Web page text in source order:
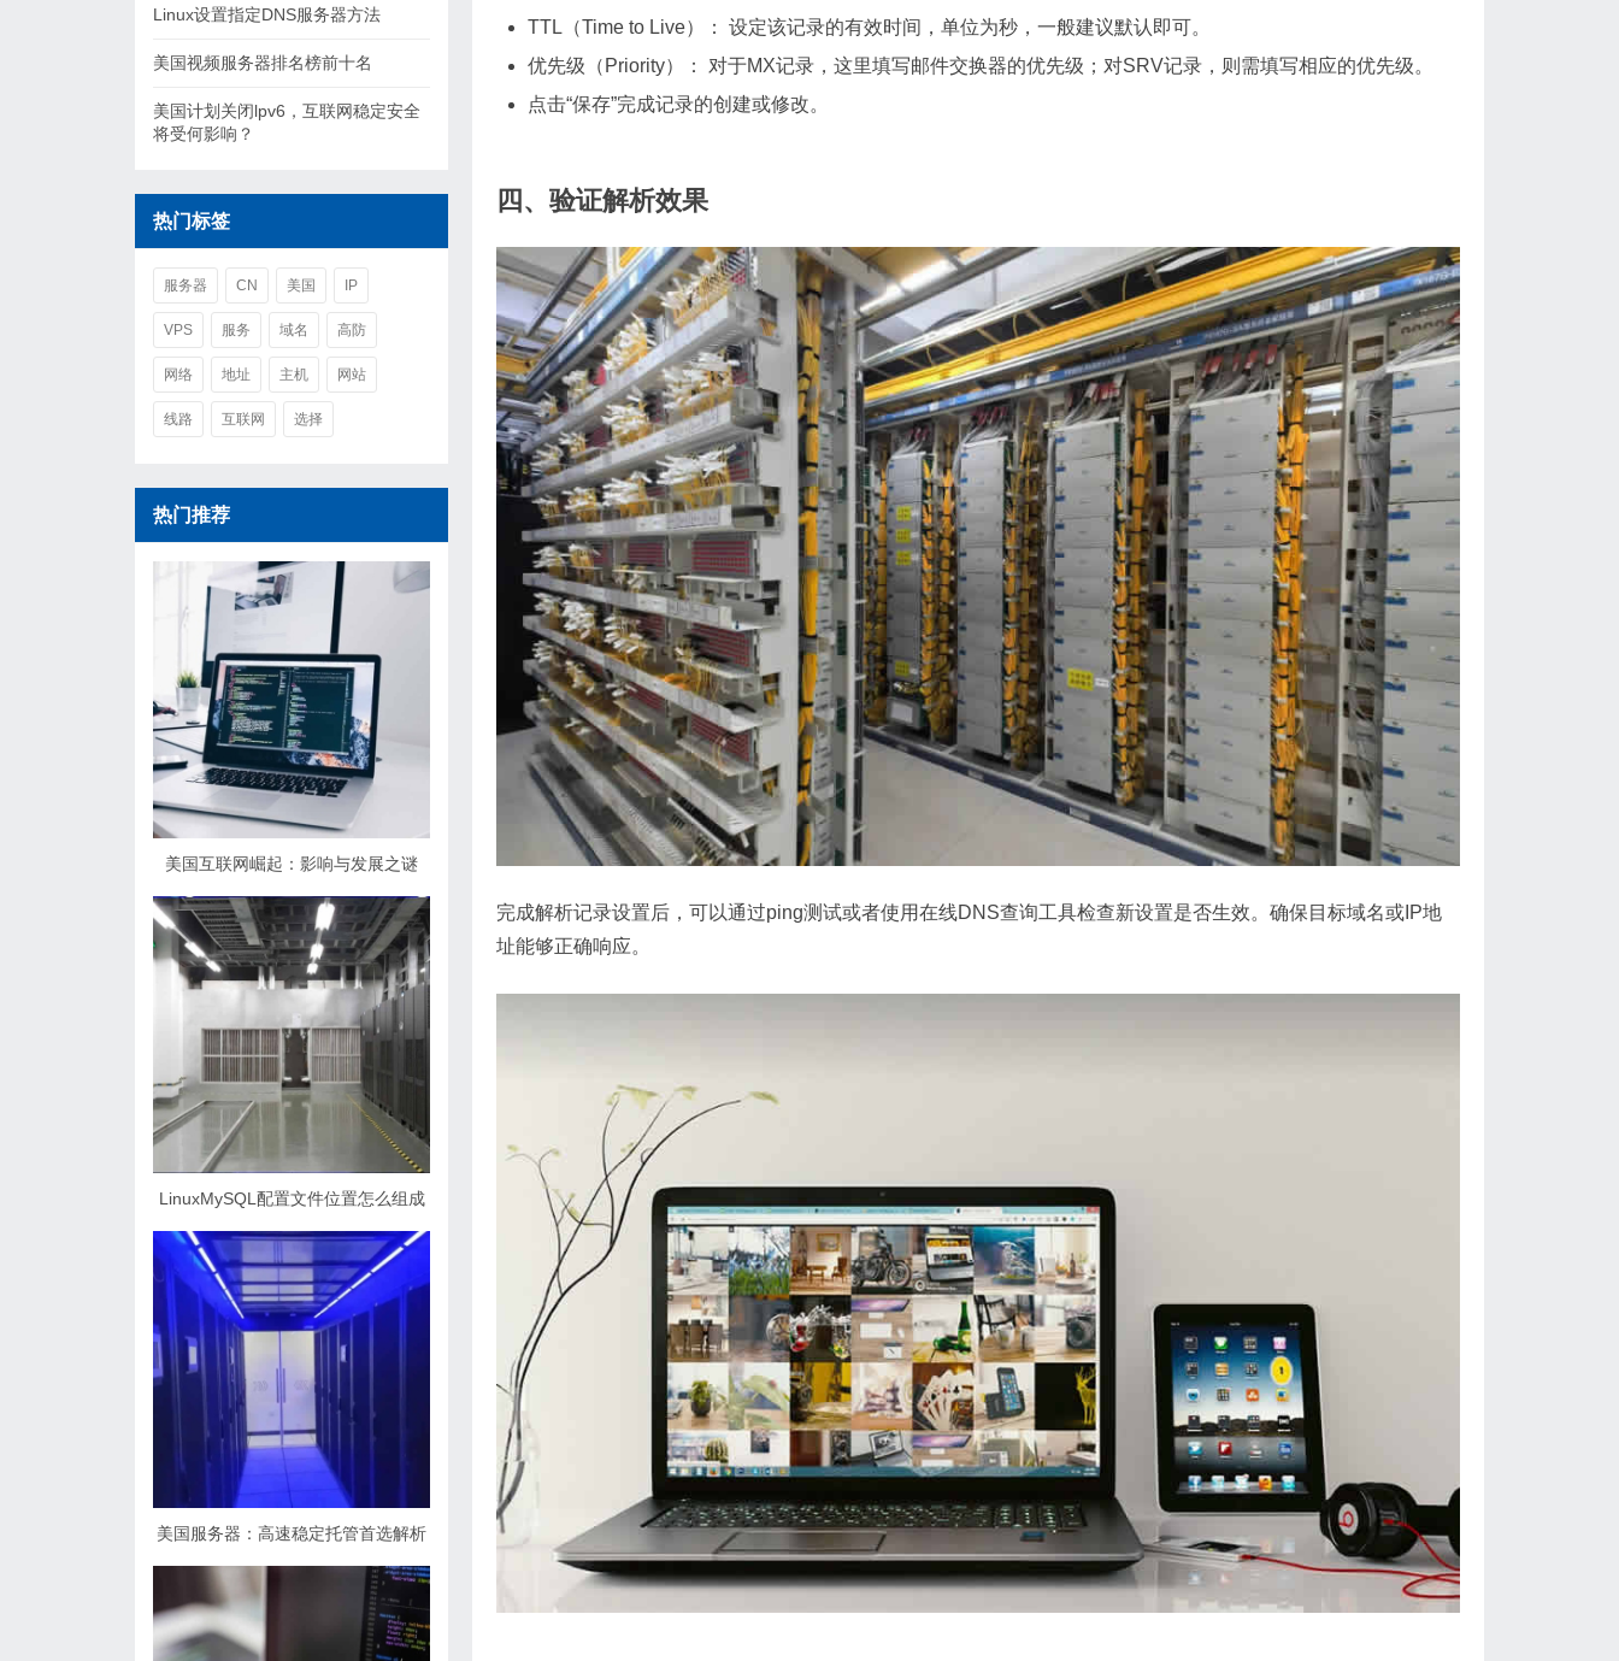
TTL（Time to Live）：
设定该记录的有效时间，单位为秒，一般建议默认即可。
优先级（Priority）：
对于MX记录，这里填写邮件交换器的优先级；对SRV记录，则需填写相应的优先级。
点击“保存”完成记录的创建或修改。
四、验证解析效果
完成解析记录设置后，可以通过ping测试或者使用在线DNS查询工具检查新设置是否生效。确保目标域名或IP地
址能够正确响应。
Linux设置指定DNS服务器方法
美国视频服务器排名榜前十名
美国计划关闭lpv6，互联网稳定安全
将受何影响？
热门标签
服务器 CN 美国 IP
VPS 服务 域名 高防
网络 地址 主机 网站
线路 互联网 选择
热门推荐
美国互联网崛起：影响与发展之谜
LinuxMySQL配置文件位置怎么组成
美国服务器：高速稳定托管首选解析